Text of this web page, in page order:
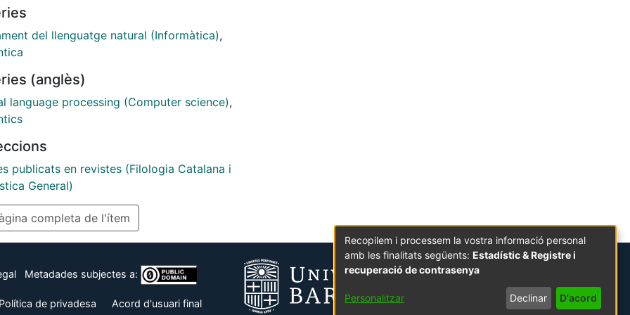
del esfuerzo para el enriquecimiento de dichos
y por otro al aumento de su cobertura y de su
Para ello combinamos la anotación manual
entre las distintas unidades semánticas.
del llenguatge natural (Informàtica),
(anglès)
language processing (Computer science),
publicats en revistes (Filologia Catalana i
General)
completa de l'ítem
Metadades subjectes a:
Política de privadesa Acord d'usuari final
Recopilem i processem la vostra informació personal
amb les finalitats següents: Estadístic & Registre i
recuperació de contrasenya
Personalitzar Declinar D'acord